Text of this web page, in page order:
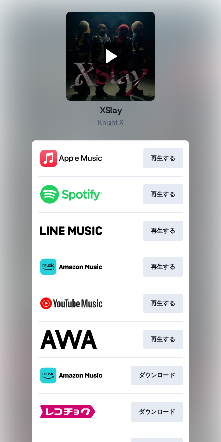
XSlay
Knight X
再生する
再生する
再生する
再生する
再生する
再生する
ダウンロード
ダウンロード